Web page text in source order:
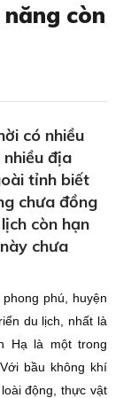
còn
có nhiều
địa
tỉnh biết
chưa đồng
còn hạn
chưa
phú, huyện
du lịch, nhất là
Hạ là một trong
bầu không khí
động, thực vật